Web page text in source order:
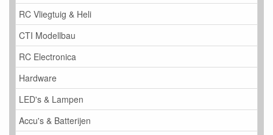
RC Vliegtuig & Heli
CTI Modellbau
RC Electronica
Hardware
LED's & Lampen
Accu's & Batterijen